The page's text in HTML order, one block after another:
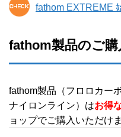
fathom EXTREME
fathom製品のご購
fathom製品（フロロカー
ナイロンライン）はお得
ョップでご購入いただけま